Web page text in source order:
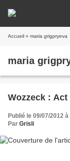
Accueil » maria grigpryeva
maria
Wozzeck : Act
Publié le 09/07/2012
Par Grisli